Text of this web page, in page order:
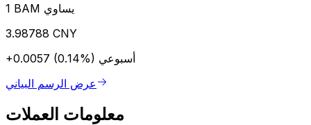
1 BAM يساوي
3.98788 CNY
+0.0057 (0.14%) أسبوعي
عرض الرسم البياني
معلومات العملات